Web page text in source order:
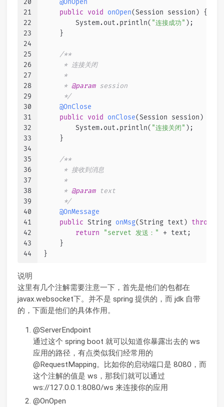
20
21
22
23
24
25
26
27
28
29
30
31
32
33
34
35
36
37
38
39
40
41
42
43
44
@OnOpen
public
void onOpen(Session session) {
        System.out.println(
"连接成功" );
    }
/**
     * 连接关闭
     *
     *
@param session
     */
@OnClose
public
void onClose(Session session)
        System.out.println(
"连接关闭" );
    }
/**
     * 接收到消息
     *
     *
@param text
     */
@OnMessage
public String onMsg(String text) throws
return
"servet 发送：" + text;
    }
}
说明
这里有几个注解需要注意一下，首先是他们的包都在
javax.websocket下。并不是 spring 提供的，而 jdk 自带
的，下面是他们的具体作用。
@ServerEndpoint
通过这个 spring boot 就可以知道你暴露出去的 ws
应用的路径，有点类似我们经常用的
@RequestMapping。比如你的启动端口是 8080，而
这个注解的值是 ws，那我们就可以通过
ws://127.0.0.1:8080/ws 来连接你的应用
@OnOpen